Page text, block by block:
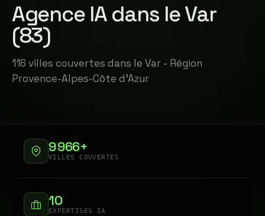
Agence IA dans le Var
(83)
116 villes couvertes dans le Var - Région
Provence-Alpes-Côte d'Azur
9 966+
VILLES COUVERTES
10
EXPERTISES IA